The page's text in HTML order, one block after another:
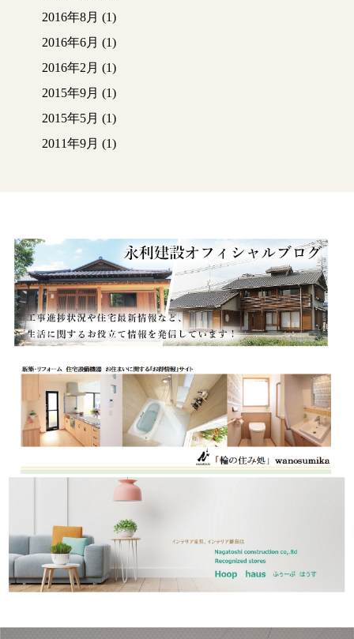
2016年8月 (1)
2016年6月 (1)
2016年2月 (1)
2015年9月 (1)
2015年5月 (1)
2011年9月 (1)